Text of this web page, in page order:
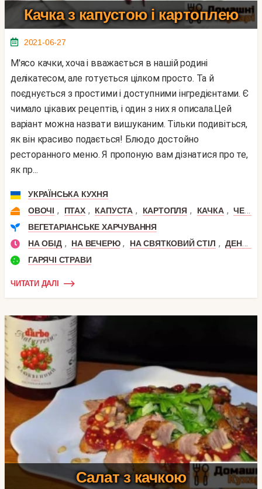
Качка з капустою і картоплею
2021-06-27
М'ясо качки, хоча і вважається в нашій родині
делікатесом, але готується цілком просто. Та й
поєднується з простими і доступними інгредієнтами. Є
чимало цікавих рецептів, і один з них я описала.Цей
варіант можна назвати вишуканим. Тільки подивіться,
як він красиво подається! Блюдо достойно
ресторанного меню. Я пропоную вам дізнатися про те,
як пр...
УКРАЇНСЬКА КУХНЯ
ОВОЧІ , ПТАХ , КАПУСТА , КАРТОПЛЯ , КАЧКА , ЧЕРВОНА КАПУСТА
ВЕГЕТАРІАНСЬКЕ ХАРЧУВАННЯ
НА ОБІД , НА ВЕЧЕРЮ , НА СВЯТКОВИЙ СТІЛ , ДЕНЬ НАРОДЖЕННЯ
ГАРЯЧІ СТРАВИ
ЧИТАТИ ДАЛІ
Салат з качкою